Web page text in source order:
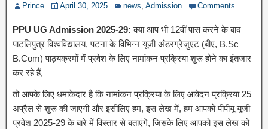
Prince April 30, 2025 news, Admission Comments
PPU UG Admission 2025-29: क्या आप भी 12वीं पास करने के बाद
पाटलिपुत्र विश्वविद्यालय, पटना के विभिन्न यूजी अंडरग्रेजुएट (बीए, B.Sc
B.Com) पाठ्यक्रमों में प्रवेश के लिए नामांकन प्रक्रिया शुरू होने का इंतजार
कर रहे हैं,
तो आपके लिए धमाकेदार है कि नामांकन प्रक्रिया के लिए आवेदन प्रक्रिया 25
अप्रैल से शुरू की जाएगी और इसीलिए हम, इस लेख में, हम आपको पीपीयू यूजी
प्रवेश 2025-29 के बारे में विस्तार से बताएंगे, जिसके लिए आपको इस लेख को